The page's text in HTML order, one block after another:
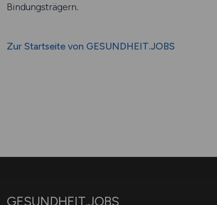
Bindungsträgern.
Zur Startseite von GESUNDHEIT.JOBS
GESUNDHEIT.JOBS